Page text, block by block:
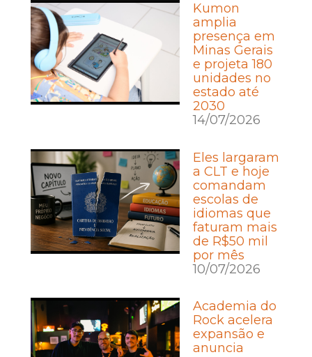
Kumon
amplia
presença em
Minas Gerais
e projeta 180
unidades no
estado até
2030
14/07/2026
Eles largaram
a CLT e hoje
comandam
escolas de
idiomas que
faturam mais
de R$50 mil
por mês
10/07/2026
Academia do
Rock acelera
expansão e
anuncia